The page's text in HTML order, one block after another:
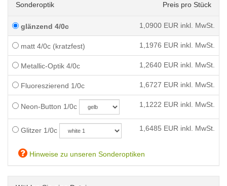
Sonderoptik Preis pro Stück
glänzend 4/0c 1,0900 EUR inkl. MwSt.
matt 4/0c (kratzfest) 1,1976 EUR inkl. MwSt.
Metallic-Optik 4/0c 1,2640 EUR inkl. MwSt.
Fluoreszierend 1/0c 1,6727 EUR inkl. MwSt.
Neon-Button 1/0c 1,1222 EUR inkl. MwSt.
Glitzer 1/0c 1,6485 EUR inkl. MwSt.
Hinweise zu unseren Sonderoptiken